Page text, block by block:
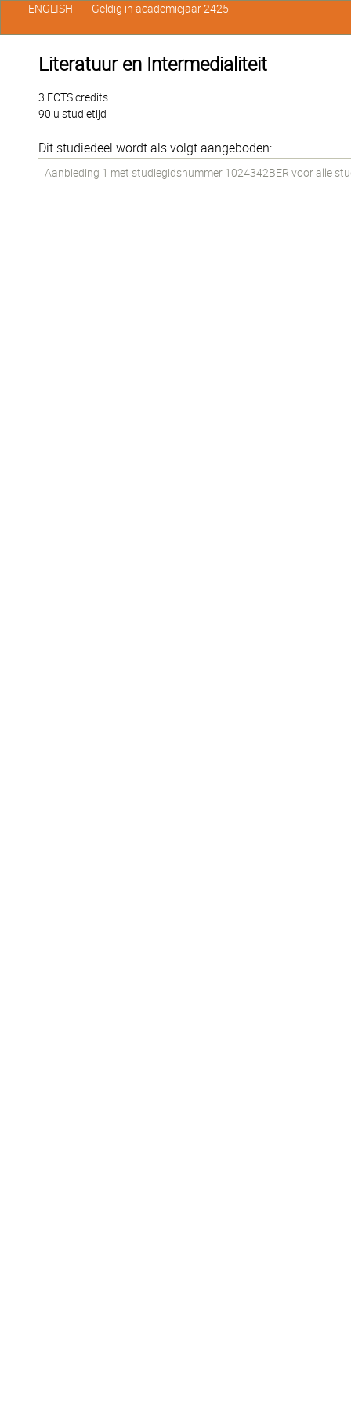
Literatuur en Intermedialiteit
3 ECTS credits
90 u studietijd
Dit studiedeel wordt als volgt aangeboden:
Aanbieding 1 met studiegidsnummer 1024342BER voor alle
ENGLISH Geldig in academiejaar 2425